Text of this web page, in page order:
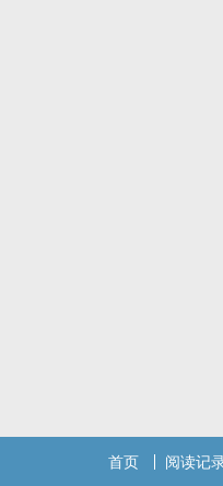
首页 阅读记